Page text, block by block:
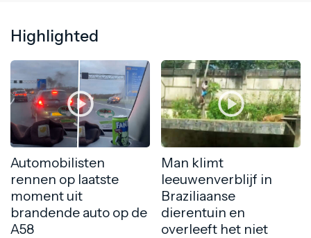
Highlighted
Automobilisten
rennen op laatste
moment uit
brandende auto op de
A58
Man klimt
leeuwenverblijf in
Braziliaanse
dierentuin en
overleeft het niet